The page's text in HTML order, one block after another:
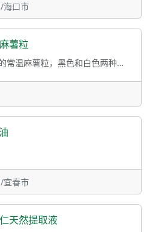
海口市
薯粒
用于冰淇淋里面的常温麻薯粒，黑色和白色两种，用于出口印尼等东南亚国家，需要有印尼清真认证。
宜春市
天然提取液